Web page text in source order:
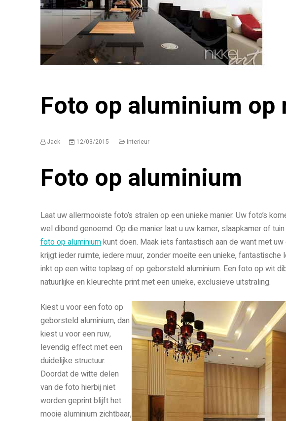
Foto op aluminium op
Jack 12/03/2015 Interieur
Foto op aluminium
Laat uw allermooiste foto’s stralen op een unieke manier. Uw foto’s
wel dibond genoemd. Op die manier laat u uw kamer, slaapkamer of
foto op aluminiumkunt doen. Maak iets fantastisch aan de want met
krijgt ieder ruimte, iedere muur, zonder moeite een unieke,
inkt op een witte toplaag of op geborsteld aluminium. Een foto op wit
natuurlijke en kleurechte print met een unieke, exclusieve uitstraling.
Kiest u voor een foto op
geborsteld aluminium, dan
kiest u voor een ruw,
levendig effect met een
duidelijke structuur.
Doordat de witte delen
van de foto hierbij niet
worden geprint blijft het
mooie aluminium zichtbaar,